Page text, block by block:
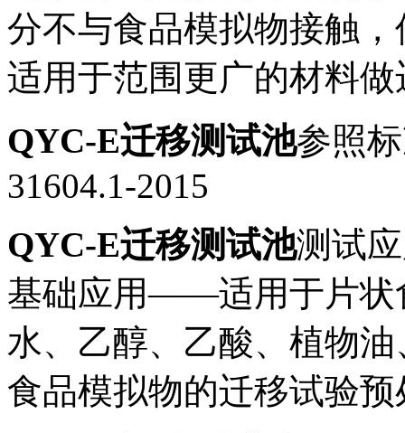
分不与食品模拟物接触
适用于范围更广的材料
QYC-E迁移测试池参照
31604.1-2015
QYC-E迁移测试池测试
基础应用——适用于片状
水、乙醇、乙酸、植物
食品模拟物的迁移试验预